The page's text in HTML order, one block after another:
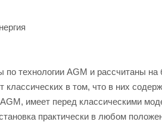
технологии AGM и рассчитаны
в том, что в них
имеет перед классическими
практически в любом